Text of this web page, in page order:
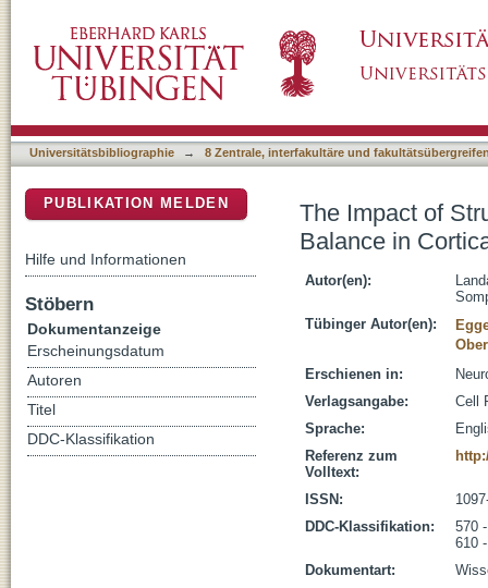
Universitätsbibliographie → 8 Zentrale, interfakultäre und
The Impact of
Balance in
Autor(en):
Tübinger Autor(en):
Erschienen in:
Verlagsangabe:
Cell
Sprache:
Referenz zum
Volltext:
ISSN:
DDC-Klassifikation:
570
610
Dokumentart:
PUBLIKATION MELDEN
Hilfe und Informationen
Stöbern
Dokumentanzeige
Erscheinungsdatum
Autoren
Titel
DDC-Klassifikation